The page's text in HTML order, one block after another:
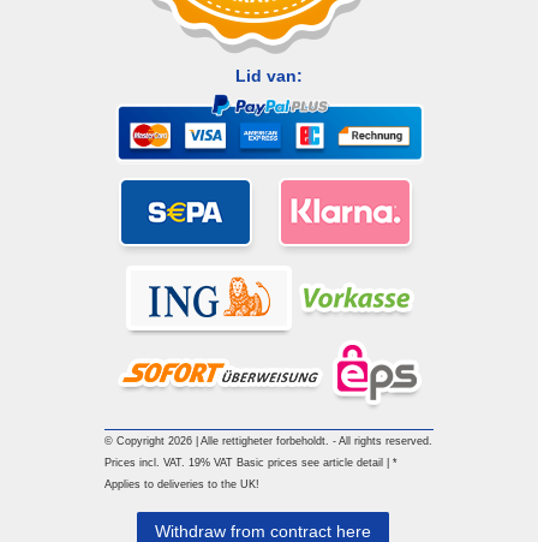
Lid van:
© Copyright 2026 | Alle rettigheter forbeholdt. - All rights reserved.
Prices incl. VAT. 19% VAT Basic prices see article detail | *
Applies to deliveries to the UK!
Withdraw from contract here